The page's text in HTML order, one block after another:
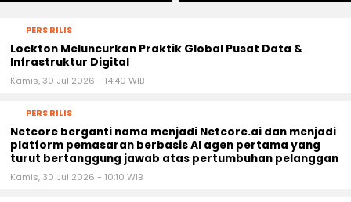
PERS RILIS
Lockton Meluncurkan Praktik Global Pusat Data &
Infrastruktur Digital
Kamis, 30 Jul 2026 - 14:40 WIB
PERS RILIS
Netcore berganti nama menjadi Netcore.ai dan menjadi
platform pemasaran berbasis AI agen pertama yang
turut bertanggung jawab atas pertumbuhan pelanggan
Kamis, 30 Jul 2026 - 10:10 WIB